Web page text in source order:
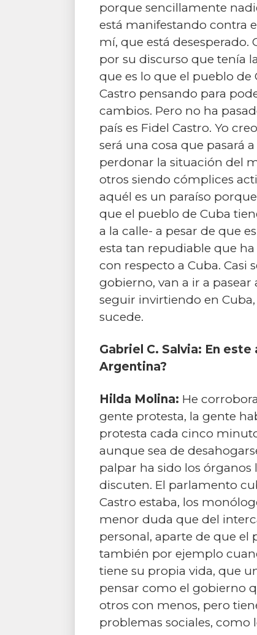
porque sencillamente
está manifestando contra
mí, que está
por su discurso que tenía
que es lo que el pueblo
Castro pensando para
cambios. Pero no ha
país es Fidel Castro. Yo
será una cosa que pasará
perdonar la situación del
otros siendo cómplices
aquél es un paraíso
que el pueblo de Cuba
a la calle- a pesar de que
esta tan repudiable que
con respecto a Cuba. Casi
gobierno, van a ir a
seguir invirtiendo en
sucede.
Gabriel C. Salvia: En
Argentina?
Hilda Molina: He
gente protesta, la gente
protesta cada cinco
aunque sea de
palpar ha sido los órganos
discuten. El parlamento
Castro estaba, los
menor duda que del
personal, aparte de que
también por ejemplo
tiene su propia vida, que
pensar como el gobierno
otros con menos, pero
problemas sociales, como